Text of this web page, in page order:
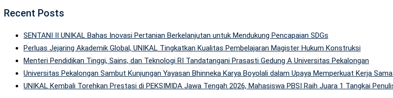
Recent Posts
SENTANI II UNIKAL Bahas Inovasi Pertanian Berkelanjutan untuk Mendukung Pencapaian SDGs
Perluas Jejaring Akademik Global, UNIKAL Tingkatkan Kualitas Pembelajaran Magister Hukum Konstruksi
Menteri Pendidikan Tinggi, Sains, dan Teknologi RI Tandatangani Prasasti Gedung A Universitas Pekalongan
Universitas Pekalongan Sambut Kunjungan Yayasan Bhinneka Karya Boyolali dalam Upaya Memperkuat Kerja
UNIKAL Kembali Torehkan Prestasi di PEKSIMIDA Jawa Tengah 2026, Mahasiswa PBSI Raih Juara 1 Tangkai